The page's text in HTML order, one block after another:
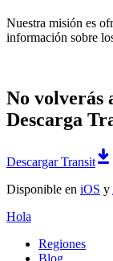
Nuestra misión es
información sobre
No volverás
Descarga
Descargar Transit
Disponible en iOS y
Hola
Regiones